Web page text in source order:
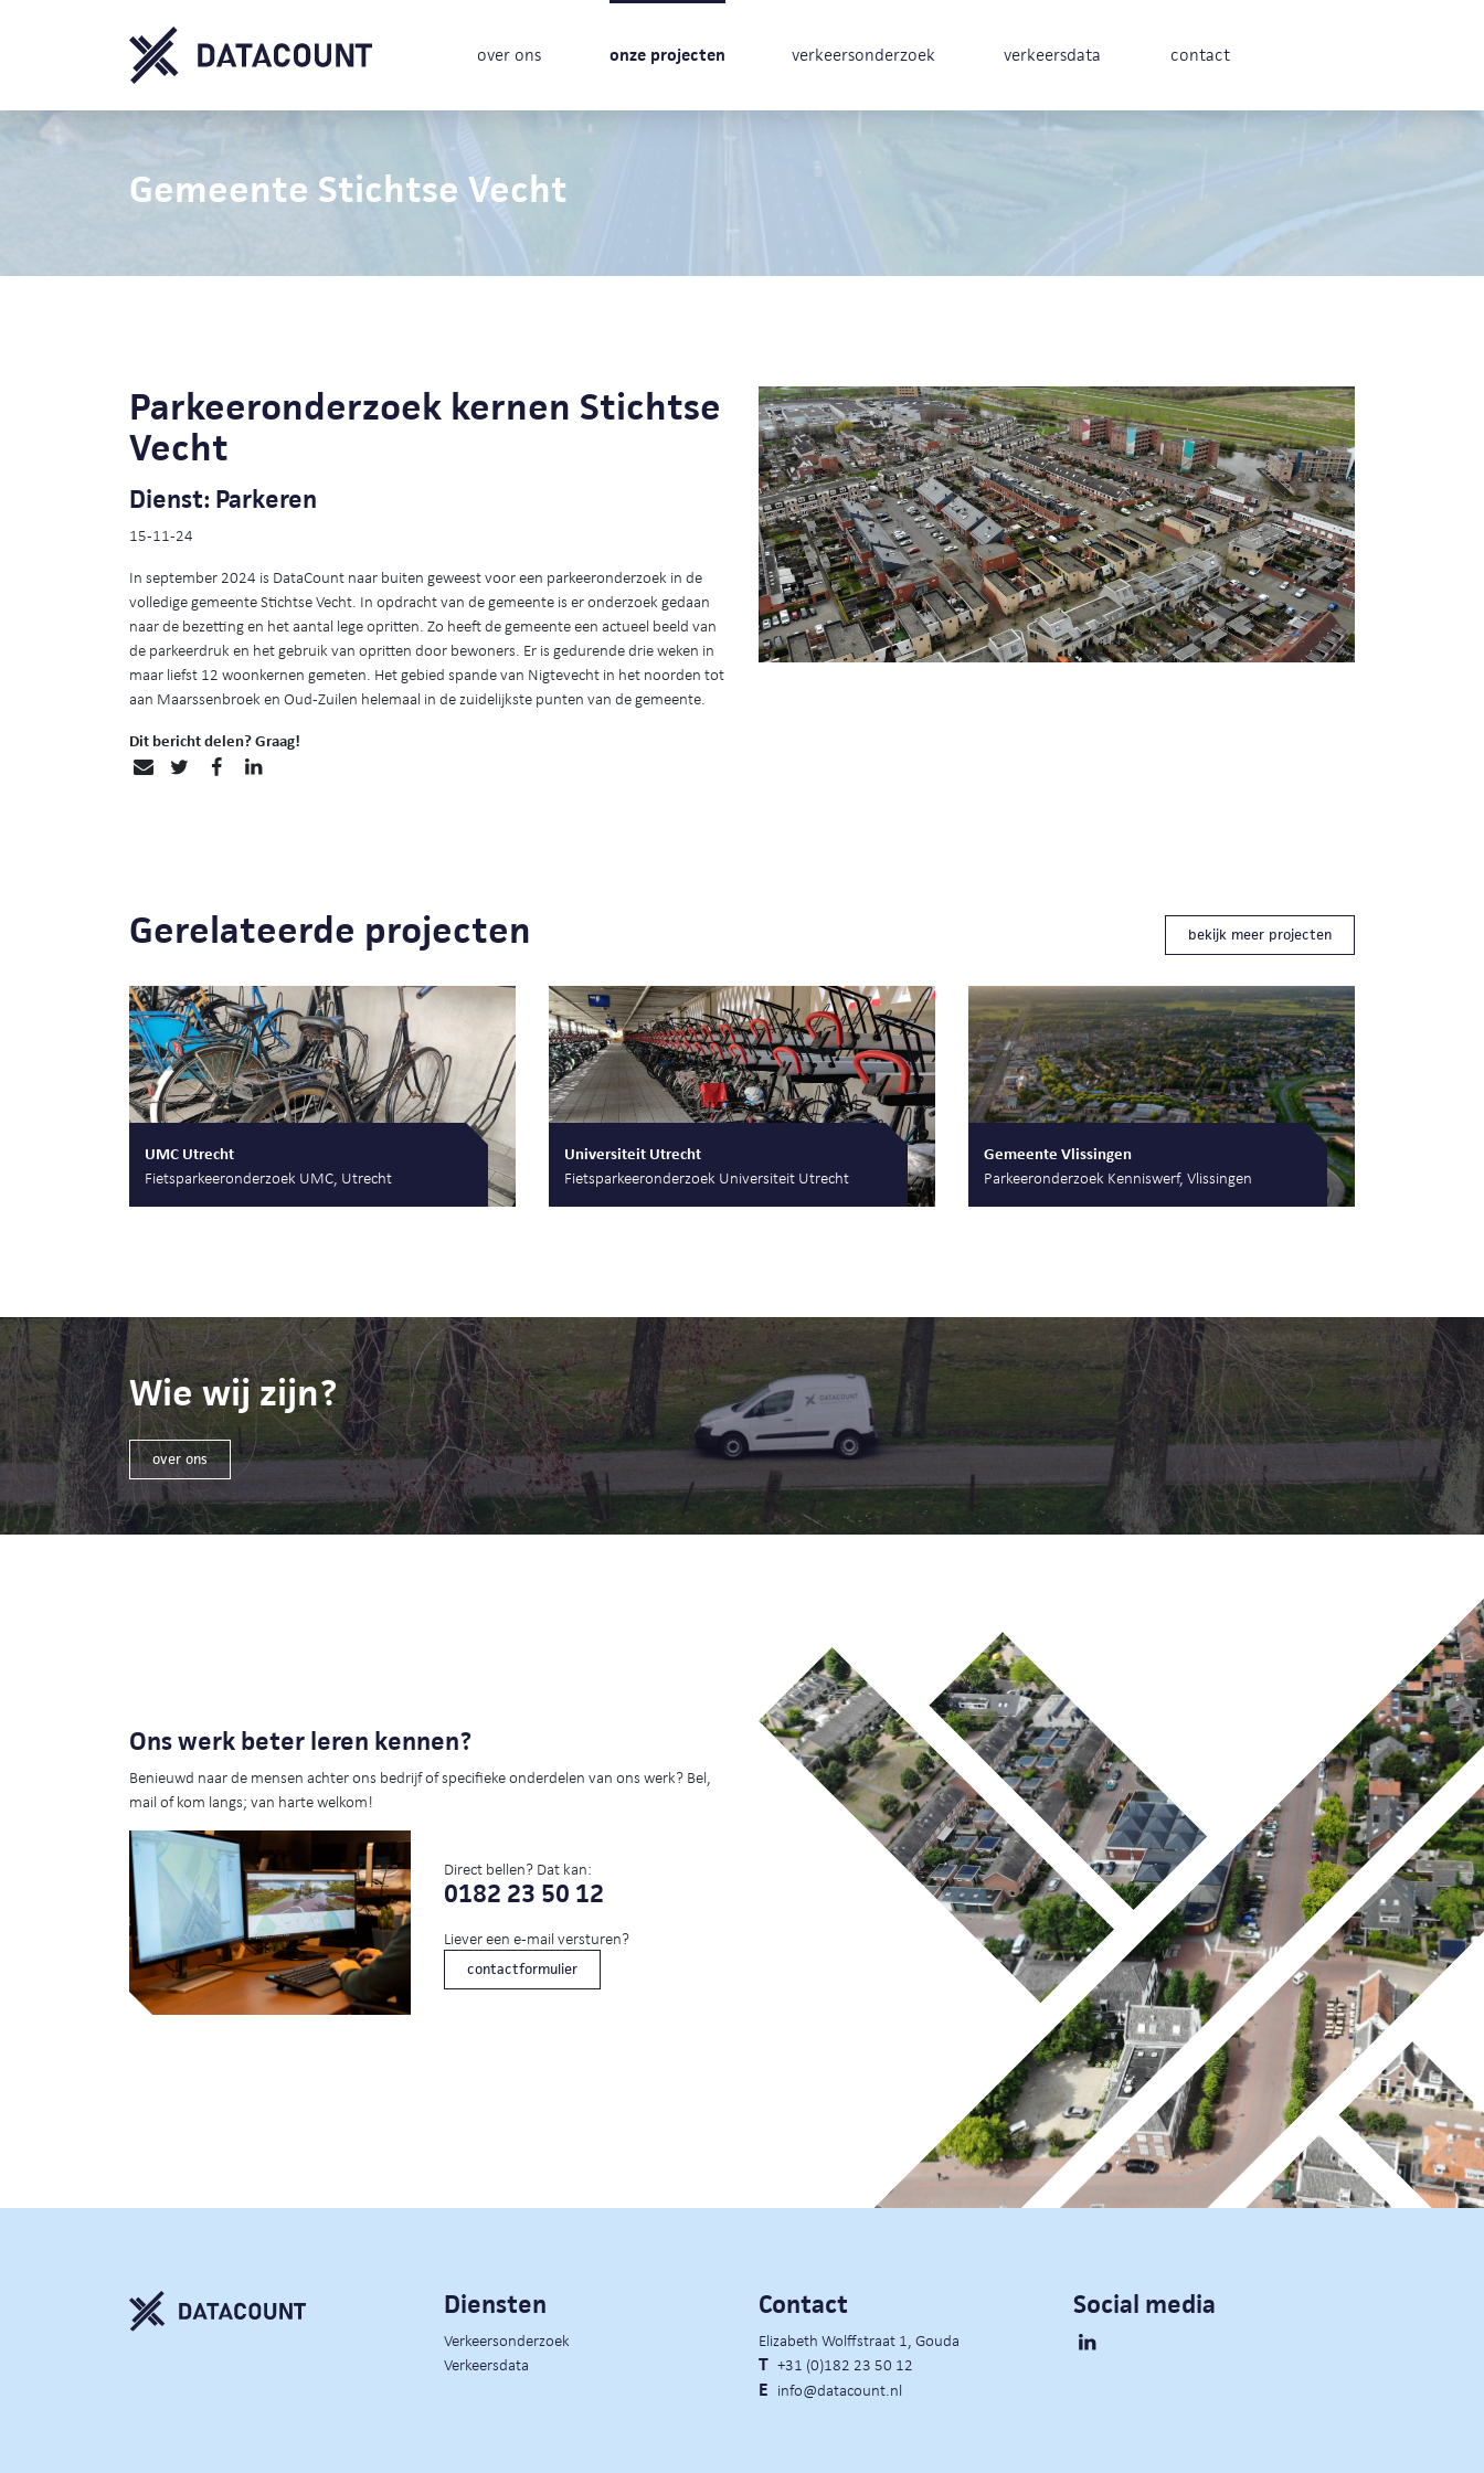
over ons onze projecten verkeersonderzoek verkeersdata contact
Gemeente Stichtse Vecht
Parkeeronderzoek kernen Stichtse
Vecht
Dienst: Parkeren
15-11-24
In september 2024 is DataCount naar buiten geweest voor een parkeeronderzoek in de
volledige gemeente Stichtse Vecht. In opdracht van de gemeente is er onderzoek gedaan
naar de bezetting en het aantal lege opritten. Zo heeft de gemeente een actueel beeld van
de parkeerdruk en het gebruik van opritten door bewoners. Er is gedurende drie weken in
maar liefst 12 woonkernen gemeten. Het gebied spande van Nigtevecht in het noorden tot
aan Maarssenbroek en Oud-Zuilen helemaal in de zuidelijkste punten van de gemeente.
Dit bericht delen? Graag!
Gerelateerde projecten bekijk meer projecten
UMC Utrecht
Fietsparkeeronderzoek UMC, Utrecht
Universiteit Utrecht
Fietsparkeeronderzoek Universiteit Utrecht
Gemeente Vlissingen
Parkeeronderzoek Kenniswerf, Vlissingen
Wie wij zijn?
over ons
Ons werk beter leren kennen?
Benieuwd naar de mensen achter ons bedrijf of specifieke onderdelen van ons werk? Bel,
mail of kom langs; van harte welkom!
Direct bellen? Dat kan:
0182 23 50 12
Liever een e-mail versturen?
contactformulier
Diensten
Verkeersonderzoek
Verkeersdata
Contact
Elizabeth Wolffstraat 1, Gouda
T +31 (0)182 23 50 12
E info@datacount.nl
Social media